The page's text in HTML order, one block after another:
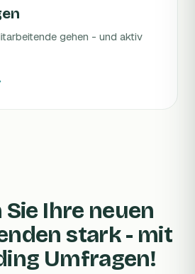
gehen - und aktiv
Ihre neuen
stark - mit
Umfragen!